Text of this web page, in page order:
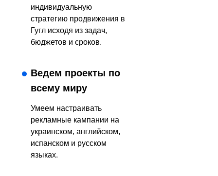
Ведем проекты по
всему миру
Умеем настраивать
рекламные кампании на
украинском, английском,
испанском и русском
языках.
индивидуальную
стратегию продвижения в
Гугл исходя из задач,
бюджетов и сроков.